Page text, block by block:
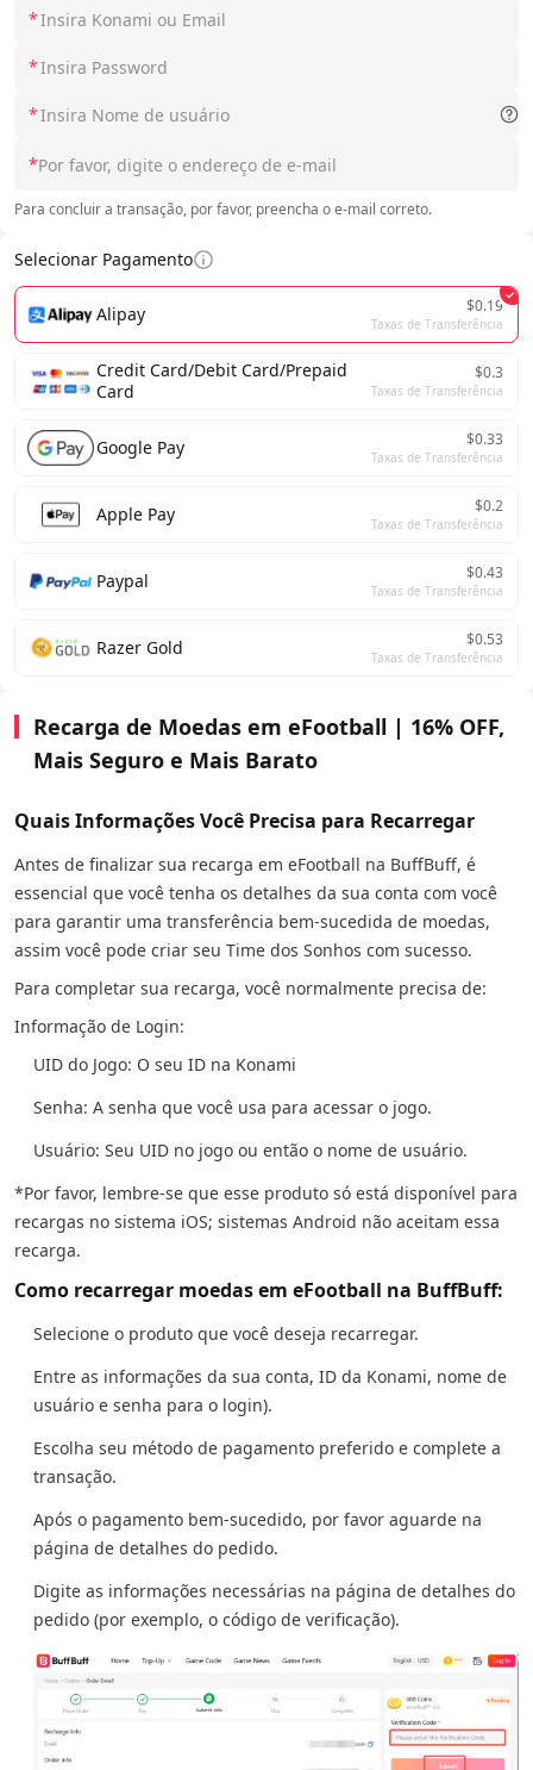
*
*
*
*
Para concluir a transação, por favor, preencha o e-mail correto.
Selecionar Pagamento
Alipay $0.19
Taxas de Transferência
Credit Card/Debit Card/Prepaid
Card
$0.3
Taxas de Transferência
Google Pay $0.33
Taxas de Transferência
Apple Pay $0.2
Taxas de Transferência
Paypal $0.43
Taxas de Transferência
Razer Gold $0.53
Taxas de Transferência
Recarga de Moedas em eFootball | 16% OFF,
Mais Seguro e Mais Barato
Quais Informações Você Precisa para Recarregar
Antes de finalizar sua recarga em eFootball na BuffBuff, é
essencial que você tenha os detalhes da sua conta com você
para garantir uma transferência bem-sucedida de moedas,
assim você pode criar seu Time dos Sonhos com sucesso.
Para completar sua recarga, você normalmente precisa de:
Informação de Login:
UID do Jogo: O seu ID na Konami
Senha: A senha que você usa para acessar o jogo.
Usuário: Seu UID no jogo ou então o nome de usuário.
*Por favor, lembre-se que esse produto só está disponível para
recargas no sistema iOS; sistemas Android não aceitam essa
recarga.
Como recarregar moedas em eFootball na BuffBuff:
Selecione o produto que você deseja recarregar.
Entre as informações da sua conta, ID da Konami, nome de
usuário e senha para o login).
Escolha seu método de pagamento preferido e complete a
transação.
Após o pagamento bem-sucedido, por favor aguarde na
página de detalhes do pedido.
Digite as informações necessárias na página de detalhes do
pedido (por exemplo, o código de verificação).